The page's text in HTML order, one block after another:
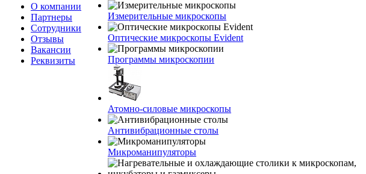
О компании
Партнеры
Сотрудники
Отзывы
Вакансии
Реквизиты
Измерительные микроскопы
Оптические микроскопы Evident
Программы микроскопии
Атомно-силовые микроскопы
Антивибрационные столы
Микроманипуляторы